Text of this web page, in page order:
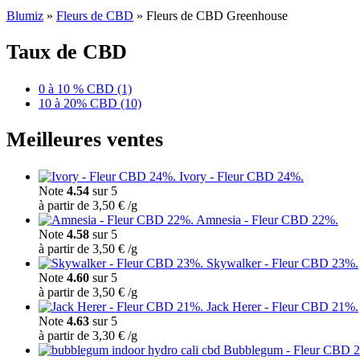
Blumiz » Fleurs de CBD » Fleurs de CBD Greenhouse
Taux de CBD
0 à 10 % CBD (1)
10 à 20% CBD (10)
Meilleures ventes
Ivory - Fleur CBD 24%.
Note 4.54 sur 5
à partir de 3,50 € /g
Amnesia - Fleur CBD 22%.
Note 4.58 sur 5
à partir de 3,50 € /g
Skywalker - Fleur CBD 23%.
Note 4.60 sur 5
à partir de 3,50 € /g
Jack Herer - Fleur CBD 21%.
Note 4.63 sur 5
à partir de 3,30 € /g
Bubblegum - Fleur CBD